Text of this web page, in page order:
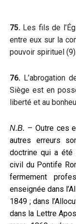
75. Les fils de
entre eux sur la
pouvoir spirituel (9).
76. L’abrogation
Siège est en
liberté et au
N.B. – Outre ces
autres erreurs
doctrine qui a été
civil du Pontife
fermement
enseignée dans
1849 ; dans
dans la Lettre